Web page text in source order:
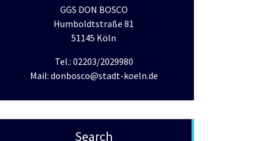
GGS DON BOSCO
Humboldtstraße 81
51145 Köln
Tel.: 02203/2029980
Mail: donbosco@stadt-koeln.de
Search